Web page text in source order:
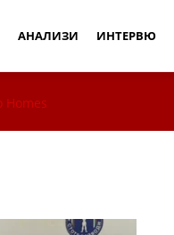
АНАЛИЗИ ИНТЕРВЮ